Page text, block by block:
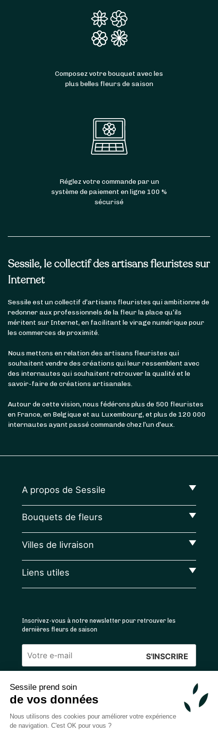
Sessile prend soin
de vos données
Nous utilisons des cookies pour améliorer votre expérience
de navigation. C'est OK pour vous ?
Sessile, le collectif des artisans fleuristes sur
Internet
Sessile est un collectif d’artisans fleuristes qui ambitionne de
redonner aux professionnels de la fleur la place qu’ils
méritent sur Internet, en facilitant le virage numérique pour
les commerces de proximité.
Nous mettons en relation des artisans fleuristes qui
souhaitent vendre des créations qui leur ressemblent avec
des internautes qui souhaitent retrouver la qualité et le
savoir-faire de créations artisanales.
Autour de cette vision, nous fédérons plus de 500 fleuristes
en France, en Belgique et au Luxembourg, et plus de 120 000
internautes ayant passé commande chez l’un d’eux.
Composez votre bouquet avec les
plus belles fleurs de saison
Réglez votre commande par un
système de paiement en ligne 100 %
sécurisé
A propos de Sessile
Bouquets de fleurs
Villes de livraison
Liens utiles
Inscrivez-vous à notre newsletter pour retrouver les
dernières fleurs de saison
Veuillez
ce
champ
4.4 /5 ⭐ | 120 000+ bouquets livrés |
Achats 100% sécurisés